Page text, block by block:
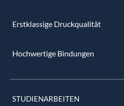
Erstklassige Druckqualität
Hochwertige Bindungen
STUDIENARBEITEN